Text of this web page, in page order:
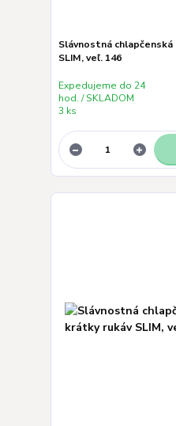
Slávnostná
SLIM, veľ. 146
Expedujeme do 24
hod. / SKLADOM
3 ks